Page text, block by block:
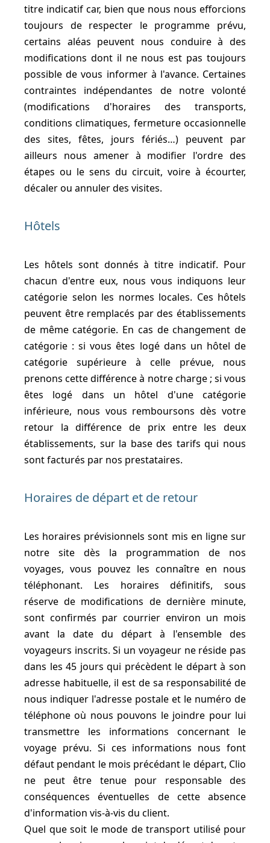
titre indicatif car, bien que nous nous efforcions
toujours de respecter le programme prévu,
certains aléas peuvent nous conduire à des
modifications dont il ne nous est pas toujours
possible de vous informer à l'avance. Certaines
contraintes indépendantes de notre volonté
(modifications d'horaires des transports,
conditions climatiques, fermeture occasionnelle
des sites, fêtes, jours fériés…) peuvent par
ailleurs nous amener à modifier l'ordre des
étapes ou le sens du circuit, voire à écourter,
décaler ou annuler des visites.
Hôtels
Les hôtels sont donnés à titre indicatif. Pour
chacun d'entre eux, nous vous indiquons leur
catégorie selon les normes locales. Ces hôtels
peuvent être remplacés par des établissements
de même catégorie. En cas de changement de
catégorie : si vous êtes logé dans un hôtel de
catégorie supérieure à celle prévue, nous
prenons cette différence à notre charge ; si vous
êtes logé dans un hôtel d'une catégorie
inférieure, nous vous remboursons dès votre
retour la différence de prix entre les deux
établissements, sur la base des tarifs qui nous
sont facturés par nos prestataires.
Horaires de départ et de retour
Les horaires prévisionnels sont mis en ligne sur
notre site dès la programmation de nos
voyages, vous pouvez les connaître en nous
téléphonant. Les horaires définitifs, sous
réserve de modifications de dernière minute,
sont confirmés par courrier environ un mois
avant la date du départ à l'ensemble des
voyageurs inscrits. Si un voyageur ne réside pas
dans les 45 jours qui précèdent le départ à son
adresse habituelle, il est de sa responsabilité de
nous indiquer l'adresse postale et le numéro de
téléphone où nous pouvons le joindre pour lui
transmettre les informations concernant le
voyage prévu. Si ces informations nous font
défaut pendant le mois précédant le départ, Clio
ne peut être tenue pour responsable des
conséquences éventuelles de cette absence
d'information vis-à-vis du client.
Quel que soit le mode de transport utilisé pour